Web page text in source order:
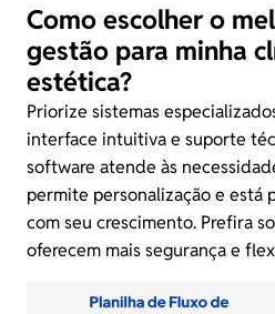
Como escolher o
gestão para minha
estética?
Priorize sistemas
interface intuitiva e suporte
software atende às
permite personalização e está
com seu crescimento. Prefira
oferecem mais segurança e